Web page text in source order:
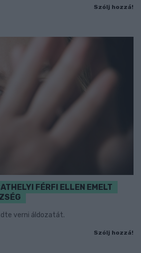
Szólj hozzá!
FÉRFI ELLEN EMELT
verni áldozatát.
Szólj hozzá!